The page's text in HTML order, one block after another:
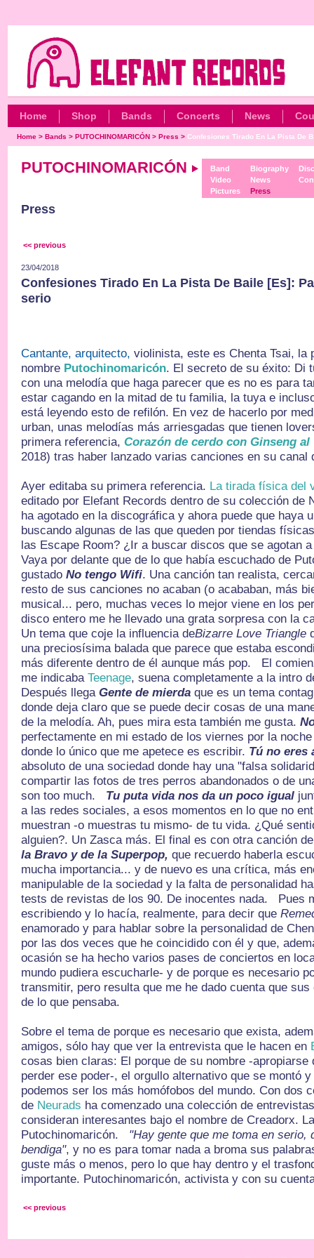
Home Shop Bands Concerts News
Home> Bands > PUTOCHINOMARICÓN> Press > Confesiones Tirado En La Pista De
PUTOCHINOMARICÓN
Band
Video
Pictures
Biography
News
Press
Press
<< previous
23/04/2018
Confesiones Tirado En La Pista De Baile [Es]:
serio
Cantante, arquitecto, violinista, este es Chenta Tsai, la
nombre Putochinomaricón. El secreto de su éxito: Di
con una melodía que haga parecer que es no es para
estar cagando en la mitad de tu familia, la tuya e
está leyendo esto de refilón. En vez de hacerlo por
urban, unas melodías más arriesgadas que tienen
primera referencia, Corazón de cerdo con Ginseng al
2018) tras haber lanzado varias canciones en su canal
Ayer editaba su primera referencia. La tirada física del
editado por Elefant Records dentro de su colección de
ha agotado en la discográfica y ahora puede que haya
buscando algunas de las que queden por tiendas
las Escape Room? ¿Ir a buscar discos que se
Vaya por delante que de lo que había escuchado de
gustado No tengo Wifi. Una canción tan realista,
resto de sus canciones no acaban (o acababan, más
musical... pero, muchas veces lo mejor viene en los
disco entero me he llevado una grata sorpresa con la
Un tema que coje la influencia deBizarre Love Triangle
una preciosísima balada que parece que estaba
más diferente dentro de él aunque más pop. El
me indicaba Teenage, suena completamente a la intro
Después llega Gente de mierda que es un tema
donde deja claro que se puede decir cosas de una
de la melodía. Ah, pues mira esta también me gusta.
perfectamente en mi estado de los viernes por la
donde lo único que me apetece es escribir. Tú no eres
absoluto de una sociedad donde hay una "falsa
compartir las fotos de tres perros abandonados o de
son too much. Tu puta vida nos da un poco igual
a las redes sociales, a esos momentos en lo que no
muestran -o muestras tu mismo- de tu vida. ¿Qué
alguien?. Un Zasca más. El final es con otra canción
la Bravo y de la Superpop, que recuerdo haberla
mucha importancia... y de nuevo es una crítica, más
manipulable de la sociedad y la falta de personalidad
tests de revistas de los 90. De inocentes nada. Pues
escribiendo y lo hacía, realmente, para decir que
enamorado y para hablar sobre la personalidad de
por las dos veces que he coincidido con él y que,
ocasión se ha hecho varios pases de conciertos en
mundo pudiera escucharle- y de porque es necesario
transmitir, pero resulta que me he dado cuenta que
de lo que pensaba.
Sobre el tema de porque es necesario que exista,
amigos, sólo hay que ver la entrevista que le hacen en
cosas bien claras: El porque de su nombre -apropiarse
perder ese poder-, el orgullo alternativo que se montó
podemos ser los más homófobos del mundo. Con dos
de Neurads ha comenzado una colección de
consideran interesantes bajo el nombre de Creadorx.
Putochinomaricón. "Hay gente que me toma en serio,
bendiga", y no es para tomar nada a broma sus
guste más o menos, pero lo que hay dentro y el
importante. Putochinomaricón, activista y con su
<< previous